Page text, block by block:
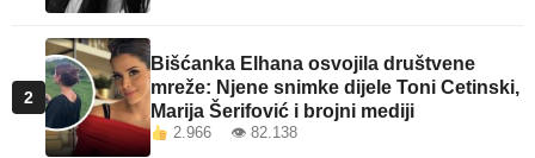
2
Bišćanka Elhana osvojila društvene
mreže: Njene snimke dijele Toni Cetinski,
Marija Šerifović i brojni mediji
2.966 👁 82.138